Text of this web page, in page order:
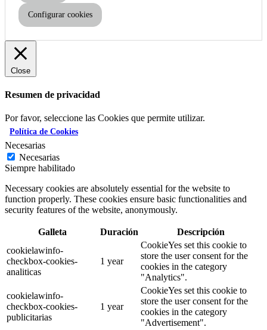
Configurar cookies
Close
Resumen de privacidad
Por favor, seleccione las Cookies que permite utilizar.
Política de Cookies
Necesarias
Necesarias
Siempre habilitado
Necessary cookies are absolutely essential for the website to
function properly. These cookies ensure basic functionalities and
security features of the website, anonymously.
Galleta Duración
Descripción
cookielawinfo-
checkbox-cookies-
analiticas
1 year
CookieYes set this cookie to
store the user consent for the
cookies in the category
"Analytics".
cookielawinfo-
checkbox-cookies-
publicitarias
1 year
CookieYes set this cookie to
store the user consent for the
cookies in the category
"Advertisement".